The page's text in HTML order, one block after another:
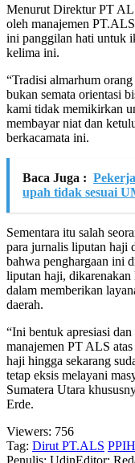
Menurut Direktur PT
oleh manajemen
ini panggilan hati untuk
kelima ini.
“Tradisi almarhum
bukan semata orientasi
kami tidak memikirkan
membayar niat dan
berkacamata ini.
Baca Juga :
upah tidak sesuai
Sementara itu salah
para jurnalis liputan haji
bahwa penghargaan ini
liputan haji,
dalam memberikan
daerah.
“Ini bentuk apresiasi
manajemen PT ALS
haji hingga sekarang
tetap eksis melayani
Sumatera Utara
Erde.
Viewers: 756
Tag: Dirut PT.ALS